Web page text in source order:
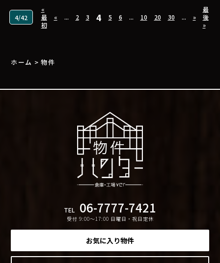
4/42
«
最
初
« ... 2 3 4 5 6 ... 10 20 30 ... »
最
後
»
ホーム >物件
TEL 06-7777-7421
受付 9:00〜17:00 日曜日・祝日定休
お気に入り物件